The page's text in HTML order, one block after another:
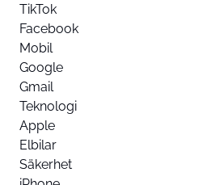
TikTok
Facebook
Mobil
Google
Gmail
Teknologi
Apple
Elbilar
Säkerhet